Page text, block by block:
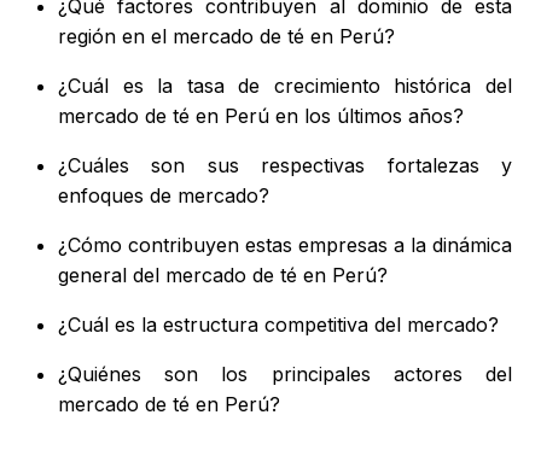
¿Qué factores contribuyen al dominio de esta
región en el mercado de té en Perú?
¿Cuál es la tasa de crecimiento histórica del
mercado de té en Perú en los últimos años?
¿Cuáles son sus respectivas fortalezas y
enfoques de mercado?
¿Cómo contribuyen estas empresas a la dinámica
general del mercado de té en Perú?
¿Cuál es la estructura competitiva del mercado?
¿Quiénes son los principales actores del
mercado de té en Perú?